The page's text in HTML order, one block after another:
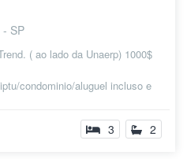
SP
( ao lado da Unaerp) 1000$
condominio/aluguel incluso e
3 2